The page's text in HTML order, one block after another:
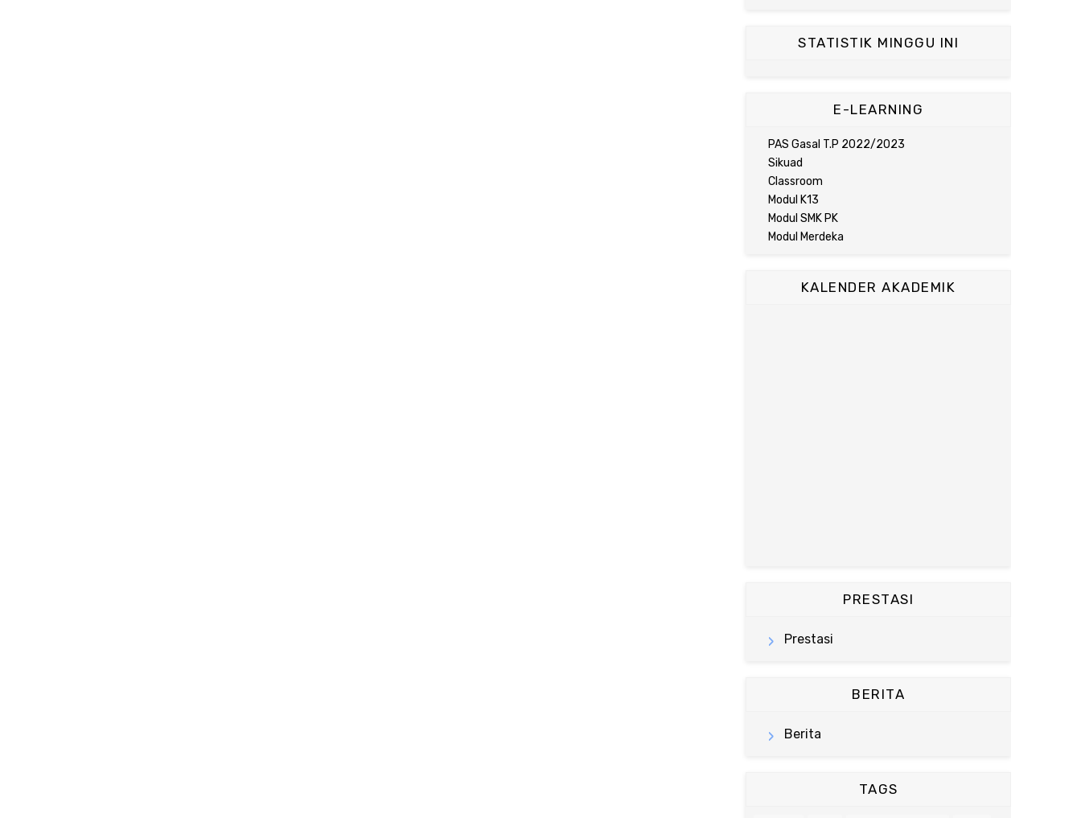
STATISTIK MINGGU INI
E-LEARNING
PAS Gasal T.P 2022/2023
Sikuad
Classroom
Modul K13
Modul SMK PK
Modul Merdeka
KALENDER AKADEMIK
PRESTASI
Prestasi
BERITA
Berita
TAGS